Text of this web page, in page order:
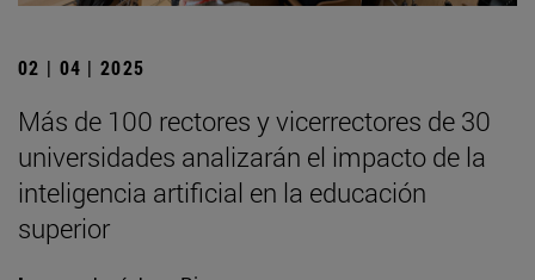
02 | 04 | 2025
Más de 100 rectores y vicerrectores de 30
universidades analizarán el impacto de la
inteligencia artificial en la educación
superior